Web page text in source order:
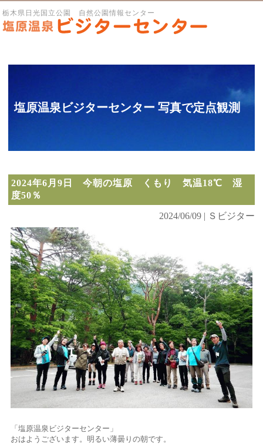
栃木県日光国立公園 自然公園情報センター
塩原温泉ビジターセンター 写真で定点観測
2024年6月9日 今朝の塩原 くもり 気温18℃ 湿
度50％
2024/06/09 | Ｓビジター
「塩原温泉ビジターセンター」
おはようございます。明るい薄曇りの朝です。